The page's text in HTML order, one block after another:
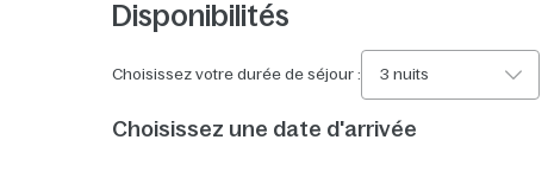
Disponibilités
Choisissez votre durée de séjour : 3 nuits
Choisissez une date d'arrivée